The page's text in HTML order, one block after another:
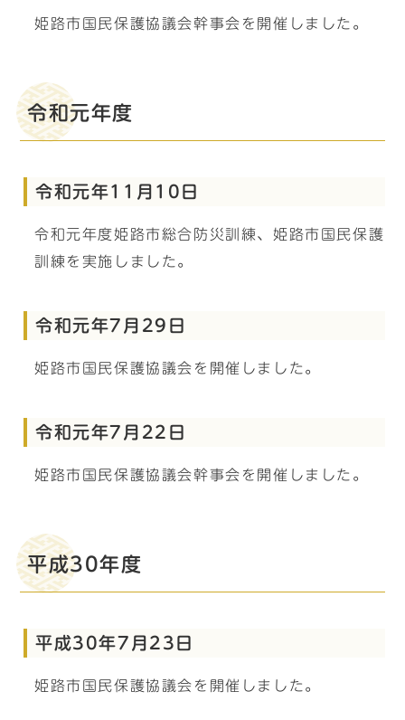
姫路市国民保護協議会幹事会を開催しました。
令和元年度
令和元年11月10日
令和元年度姫路市総合防災訓練、姫路市国民保護
訓練を実施しました。
令和元年7月29日
姫路市国民保護協議会を開催しました。
令和元年7月22日
姫路市国民保護協議会幹事会を開催しました。
平成30年度
平成30年7月23日
姫路市国民保護協議会を開催しました。